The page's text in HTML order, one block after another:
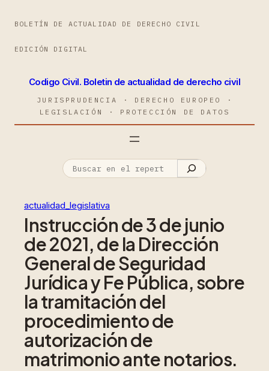
BOLETÍN DE ACTUALIDAD DE DERECHO CIVIL
EDICIÓN DIGITAL
Codigo Civil. Boletin de actualidad de derecho civil
JURISPRUDENCIA · DERECHO EUROPEO ·
LEGISLACIÓN · PROTECCIÓN DE DATOS
actualidad_legislativa
Instrucción de 3 de junio
de 2021, de la Dirección
General de Seguridad
Jurídica y Fe Pública, sobre
la tramitación del
procedimiento de
autorización de
matrimonio ante notarios.